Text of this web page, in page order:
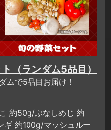
（ランダム5品目）
ムで5品目お届け！
約50g/ぶなしめじ 約
ギ 約100g/マッシュルー